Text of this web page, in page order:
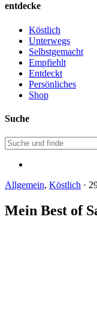
entdecke
Köstlich
Unterwegs
Selbstgemacht
Empfiehlt
Entdeckt
Persönliches
Shop
Suche
Allgemein, Köstlich ·
Mein Best of